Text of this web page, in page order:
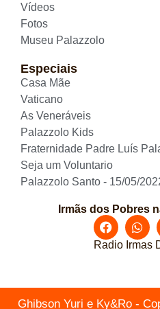
Vídeos
Fotos
Museu Palazzolo
Especiais
Casa Mãe
Vaticano
As Veneráveis
Palazzolo Kids
Fraternidade Padre Luís
Seja um Voluntario
Palazzolo Santo - 15/05/
Irmãs dos Pobres
Radio Irmas
Ghibson Yuri e Ky&Ro -